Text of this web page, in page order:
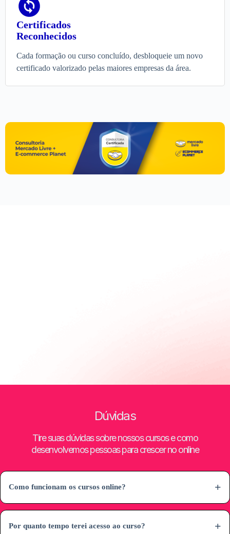
Certificados
Reconhecidos
Cada formação ou curso concluído, desbloqueie um novo
certificado valorizado pelas maiores empresas da área.
Saiba mais
Conheça todo o conteúdo e outras informações sobre o curso de Mercado Livre
Dúvidas
Tire suas dúvidas sobre nossos cursos e como
desenvolvemos pessoas para crescer no online
Como funcionam os cursos online?
Por quanto tempo terei acesso ao curso?